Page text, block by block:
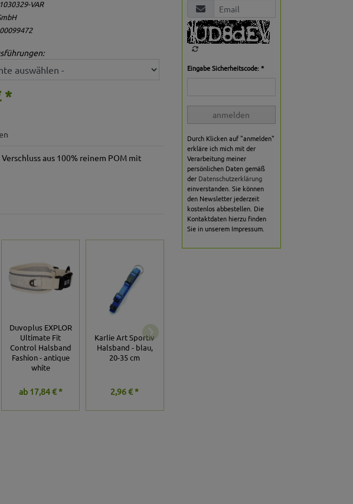
1030329-VAR
*
aus 100% reinem POM mit
Duvoplus EXPLOR
Ultimate Fit
Control Halsband
Fashion - antique
white
ab17,84 € *
Karlie Art Sportiv
Halsband - blau,
20-35 cm
2,96 € *
Eingabe Sicherheitscode: *
anmelden
Durch Klicken auf "anmelden"
erkläre ich mich mit der
Verarbeitung meiner
persönlichen Daten gemäß
der Datenschutzerklärung
einverstanden. Sie können
den Newsletter jederzeit
kostenlos abbestellen. Die
Kontaktdaten hierzu finden
Sie in unserem Impressum.